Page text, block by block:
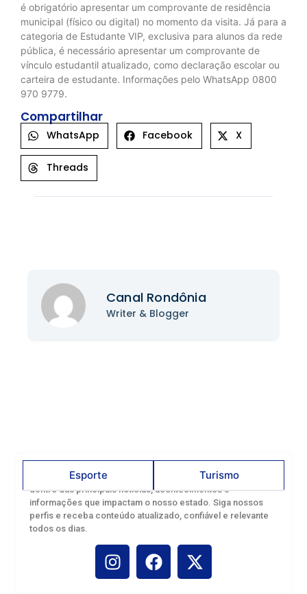
é obrigatório apresentar um comprovante de residência
municipal (físico ou digital) no momento da visita. Já para a
categoria de Estudante VIP, exclusiva para alunos da rede
pública, é necessário apresentar um comprovante de
vínculo estudantil atualizado, como declaração escolar ou
carteira de estudante. Informações pelo WhatsApp 0800
970 9779.
Compartilhar
WhatsApp Facebook X
Threads
Canal Rondônia
Writer & Blogger
Esporte Turismo
Troca de figurinhas reúne famílias
em tarde de diversão na Rua do Hexa
Porto Velho agora é Capital nacional
da pesca esportiva e observação de
Acompanhe o Canal Rondônia nas redes sociais e fique por
dentro das principais notícias, acontecimentos e
informações que impactam o nosso estado. Siga nossos
perfis e receba conteúdo atualizado, confiável e relevante
todos os dias.